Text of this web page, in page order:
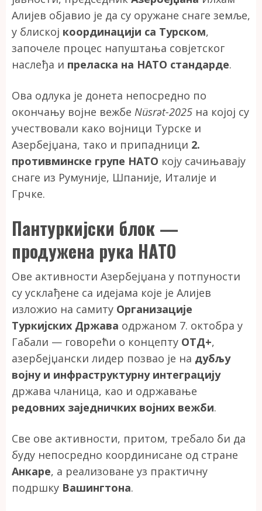
Алијев објавио је да су оружане снаге земље,
у блиској координацији са Турском,
започеле процес напуштања совјетског
наслеђа и преласка на НАТО стандарде.
Ова одлука је донета непосредно по
окончању војне вежбе Nüsrət-2025 на којој су
учествовали како војници Турске и
Азербејџана, тако и припадници 2.
противминске групе НАТО коју сачињавају
снаге из Румуније, Шпаније, Италије и
Грчке.
Пантуркијски блок —
продужена рука НАТО
Ове активности Азербејџана у потпуности
су усклађене са идејама које је Алијев
изложио на самиту Организације
Туркијских Држава одржаном 7. октобра у
Габали — говорећи о концепту ОТД+,
азербејџански лидер позвао је на дубљу
војну и инфраструктурну интеграцију
држава чланица, као и одржавање
редовних заједничких војних вежби.
Све ове активности, притом, требало би да
буду непосредно координисане од стране
Анкаре, а реализоване уз практичну
подршку Вашингтона.